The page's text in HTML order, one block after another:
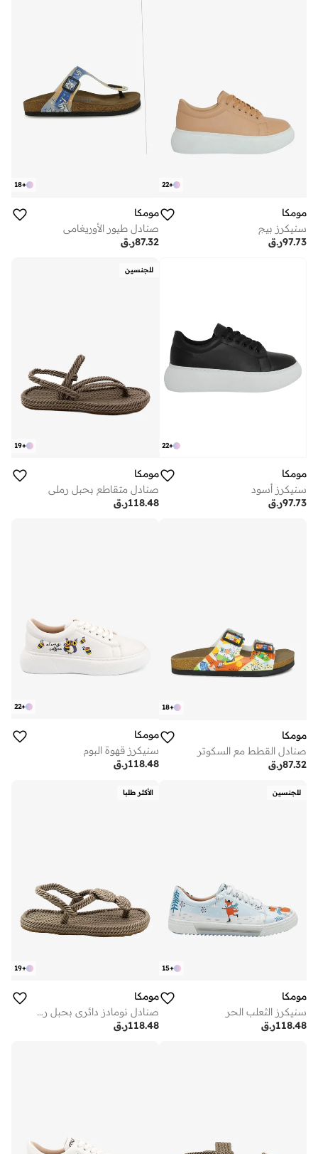
+
22
مومكا
سنيكرز بيج
ر.ق97.73
+
18
مومكا
صنادل طيور الأوريغامي
ر.ق87.32
+
22
مومكا
سنيكرز أسود
ر.ق97.73
للجنسين
+
19
مومكا
صنادل متقاطع بحبل رملي
ر.ق118.48
+
18
مومكا
صنادل القطط مع السكوتر
ر.ق87.32
+
22
مومكا
سنيكرز قهوة البوم
ر.ق118.48
للجنسين
+
15
مومكا
سنيكرز الثعلب الحر
ر.ق118.48
الأكثر طلبا
+
19
مومكا
صنادل نومادز دائري بحبل رملي
ر.ق118.48